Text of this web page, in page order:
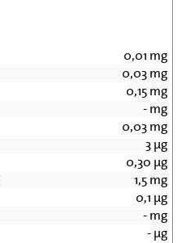
0,01 mg
0,03mg
0,15mg
-mg
0,03mg
3µg
0,30 µg
1,5mg
0,1 µg
-mg
-µg